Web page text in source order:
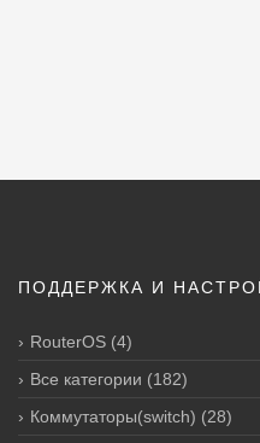
ПОДДЕРЖКА И
RouterOS (4)
Все категории (182)
Коммутаторы(switch) (28)